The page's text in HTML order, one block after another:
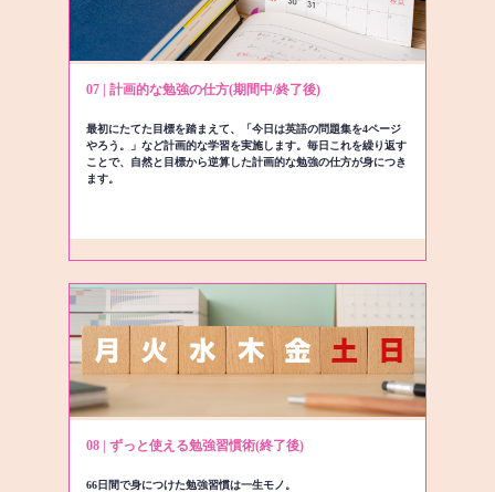
07 | 計画的な勉強の仕方(期間中/終了後)
最初にたてた目標を踏まえて、「今日は英語の問題集を4ページ
やろう。」など計画的な学習を実施します。毎日これを繰り返す
ことで、自然と目標から逆算した計画的な勉強の仕方が身につき
ます。
08 | ずっと使える勉強習慣術(終了後)
66日間で身につけた勉強習慣は一生モノ。